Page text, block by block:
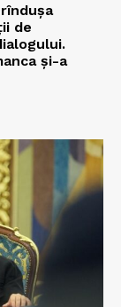
de
și-a